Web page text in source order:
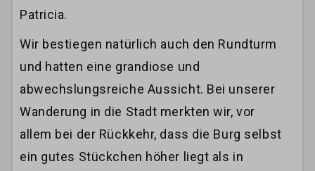
Patricia.
Wir bestiegen natürlich auch den Rundturm
und hatten eine grandiose und
abwechslungsreiche Aussicht. Bei unserer
Wanderung in die Stadt merkten wir, vor
allem bei der Rückkehr, dass die Burg selbst
ein gutes Stückchen höher liegt als in